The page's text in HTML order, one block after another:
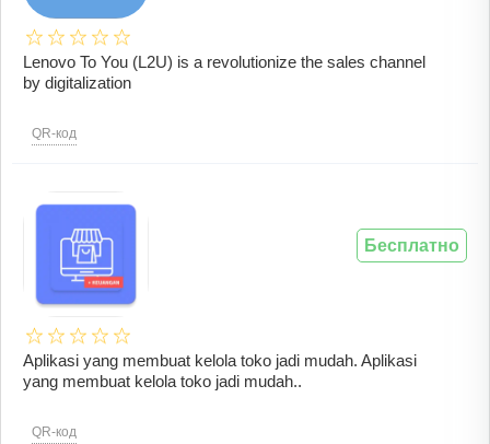
Lenovo To You (L2U) is a revolutionize the sales channel
by digitalization
QR-код
Aplikasi yang membuat kelola toko jadi mudah. Aplikasi
yang membuat kelola toko jadi mudah..
QR-код
Бесплатно